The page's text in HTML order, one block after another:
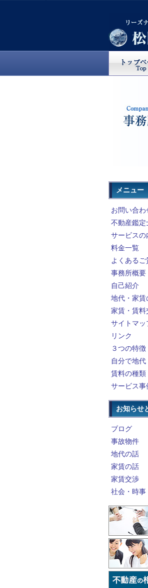
メニュー
お問い合
不動産鑑定
サービスの
料金一覧
よくあるご
事務所概要
自己紹介
地代・家賃
家賃・賃料
サイトマッ
リンク
３つの特
自分で地
賃料の種類
サービス事
お知らせ
ブログ
事故物件
地代の話
家賃の話
家賃交渉
社会・時事